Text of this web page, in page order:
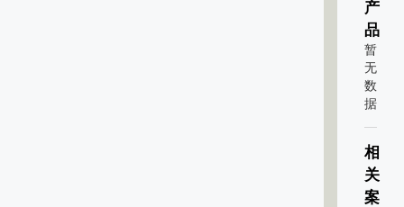
产
品
暂
无
数
据
相
关
案